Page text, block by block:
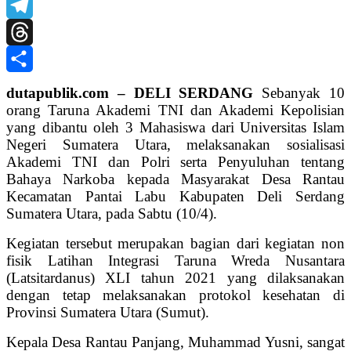
X
Telegram
Threads
Share
dutapublik.com – DELI SERDANG Sebanyak 10
orang Taruna Akademi TNI dan Akademi Kepolisian
yang dibantu oleh 3 Mahasiswa dari Universitas Islam
Negeri Sumatera Utara, melaksanakan sosialisasi
Akademi TNI dan Polri serta Penyuluhan tentang
Bahaya Narkoba kepada Masyarakat Desa Rantau
Kecamatan Pantai Labu Kabupaten Deli Serdang
Sumatera Utara, pada Sabtu (10/4).
Kegiatan tersebut merupakan bagian dari kegiatan non
fisik Latihan Integrasi Taruna Wreda Nusantara
(Latsitardanus) XLI tahun 2021 yang dilaksanakan
dengan tetap melaksanakan protokol kesehatan di
Provinsi Sumatera Utara (Sumut).
Kepala Desa Rantau Panjang, Muhammad Yusni, sangat